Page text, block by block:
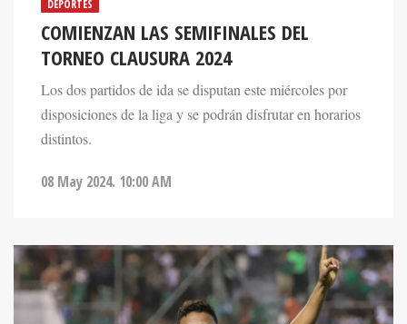
DEPORTES
COMIENZAN LAS SEMIFINALES DEL
TORNEO CLAUSURA 2024
Los dos partidos de ida se disputan este miércoles por
disposiciones de la liga y se podrán disfrutar en horarios
distintos.
08 May 2024. 10:00 AM